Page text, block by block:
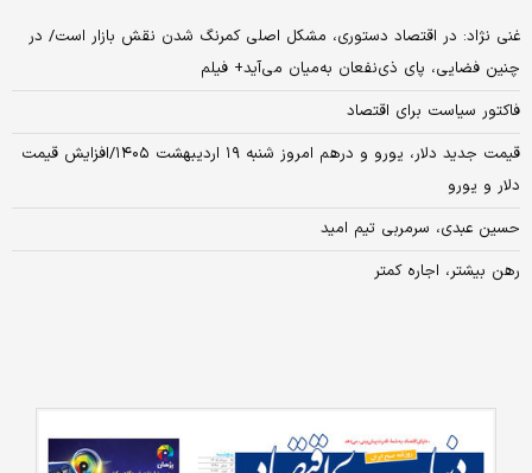
غنی نژاد: در اقتصاد دستوری، مشکل اصلی کمرنگ شدن نقش بازار است/ در
چنین فضایی، پای ذی‌نفعان به‌میان می‌آید+ فیلم
فاکتور سیاست برای اقتصاد
قیمت جدید دلار، یورو و درهم امروز شنبه ۱۹ اردیبهشت ۱۴۰۵/افزایش قیمت
دلار و یورو
حسین عبدی، سرمربی تیم امید
رهن بیشتر، اجاره کمتر